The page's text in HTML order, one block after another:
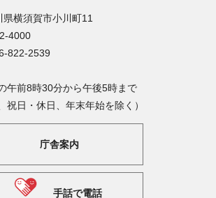
横須賀市小川町11
4000
822-2539
午前8時30分から午後5時まで
祝日・休日、年末年始を除く）
庁舎案内
手話で電話